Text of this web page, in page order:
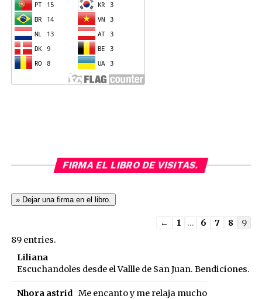
FIRMA EL LIBRO DE VISITAS.
Guestbook
← 1 ... 6 7 8
9
89 entries.
Liliana
Escuchandoles desde el Vallle de San Juan. Bendiciones.
Nhora astrid Me encanto y me relaja mucho